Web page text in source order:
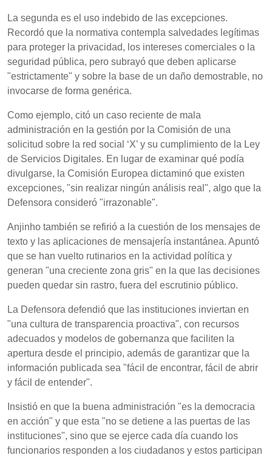
La segunda es el uso indebido de las excepciones.
Recordó que la normativa contempla salvedades legítimas
para proteger la privacidad, los intereses comerciales o la
seguridad pública, pero subrayó que deben aplicarse
"estrictamente" y sobre la base de un daño demostrable, no
invocarse de forma genérica.
Como ejemplo, citó un caso reciente de mala
administración en la gestión por la Comisión de una
solicitud sobre la red social ‘X’ y su cumplimiento de la Ley
de Servicios Digitales. En lugar de examinar qué podía
divulgarse, la Comisión Europea dictaminó que existen
excepciones, "sin realizar ningún análisis real", algo que la
Defensora consideró "irrazonable".
Anjinho también se refirió a la cuestión de los mensajes de
texto y las aplicaciones de mensajería instantánea. Apuntó
que se han vuelto rutinarios en la actividad política y
generan "una creciente zona gris" en la que las decisiones
pueden quedar sin rastro, fuera del escrutinio público.
La Defensora defendió que las instituciones inviertan en
"una cultura de transparencia proactiva", con recursos
adecuados y modelos de gobernanza que faciliten la
apertura desde el principio, además de garantizar que la
información publicada sea "fácil de encontrar, fácil de abrir
y fácil de entender".
Insistió en que la buena administración "es la democracia
en acción" y que esta "no se detiene a las puertas de las
instituciones", sino que se ejerce cada día cuando los
funcionarios responden a los ciudadanos y estos participan